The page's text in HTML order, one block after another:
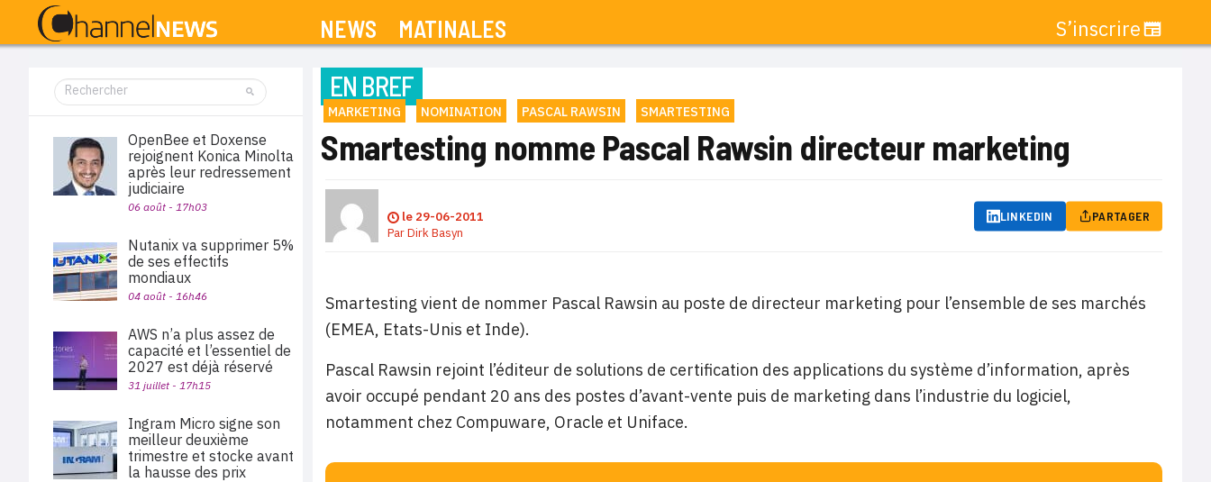
NEWS MATINALES S’inscrire
EN BREF
MARKETING NOMINATION PASCAL RAWSIN SMARTESTING
Smartesting nomme Pascal Rawsin directeur marketing
le 29-06-2011
ParDirk Basyn
LINKEDIN PARTAGER
Smartesting vient de nommer Pascal Rawsin au poste de directeur marketing pour l’ensemble de ses marchés
(EMEA, Etats-Unis et Inde).
Pascal Rawsin rejoint l’éditeur de solutions de certification des applications du système d’information, après
avoir occupé pendant 20 ans des postes d’avant-vente puis de marketing dans l’industrie du logiciel,
notamment chez Compuware, Oracle et Uniface.
OpenBee et Doxense
rejoignent Konica Minolta
après leur redressement
judiciaire
06 août - 17h03
Nutanix va supprimer 5%
de ses effectifs
mondiaux
04 août - 16h46
AWS n’a plus assez de
capacité et l’essentiel de
2027 est déjà réservé
31 juillet - 17h15
Ingram Micro signe son
meilleur deuxième
trimestre et stocke avant
la hausse des prix